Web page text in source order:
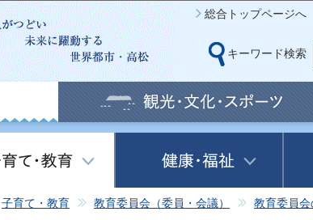
このページの本文へ移動
総合トップページへ
キーワード検索
子育て・教育 教育委員会（委員・会議） 教育委員